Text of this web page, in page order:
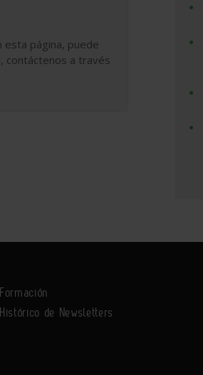
esta página, puede
contáctenos a través
Formación
Histórico de Newsletters